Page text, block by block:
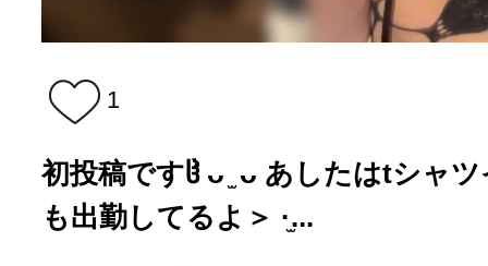
1
初投稿ですჱ̒ ᴗ ̫ ᴗ あしたはtシャ
も出勤してるよ＞ ·̫...